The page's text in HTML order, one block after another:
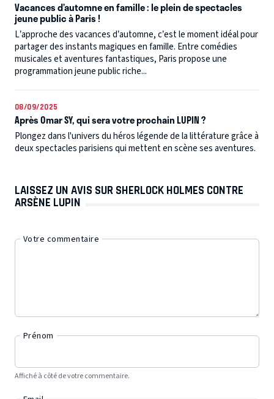
Vacances d’automne en famille : le plein de spectacles
jeune public à Paris !
L’approche des vacances d’automne, c’est le moment idéal pour
partager des instants magiques en famille. Entre comédies
musicales et aventures fantastiques, Paris propose une
programmation jeune public riche...
08/09/2025
Après Omar SY, qui sera votre prochain LUPIN ?
Plongez dans l'univers du héros légende de la littérature grâce à
deux spectacles parisiens qui mettent en scène ses aventures.
LAISSEZ UN AVIS SUR SHERLOCK HOLMES CONTRE
ARSÈNE LUPIN
Votre commentaire
Prénom
Affiché à côté de votre commentaire.